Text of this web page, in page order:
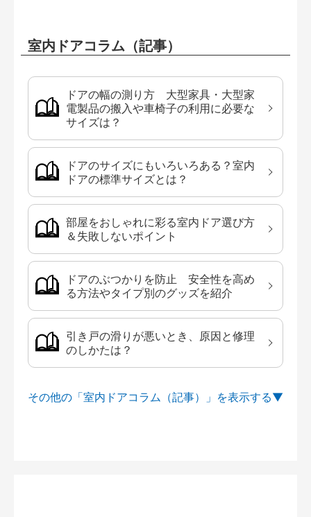
室内ドアコラム（記事）
ドアの幅の測り方 大型家具・大型家
電製品の搬入や車椅子の利用に必要な
サイズは？
ドアのサイズにもいろいろある？室内
ドアの標準サイズとは？
部屋をおしゃれに彩る室内ドア選び方
＆失敗しないポイント
ドアのぶつかりを防止 安全性を高め
る方法やタイプ別のグッズを紹介
引き戸の滑りが悪いとき、原因と修理
のしかたは？
その他の「室内ドアコラム（記事）」を